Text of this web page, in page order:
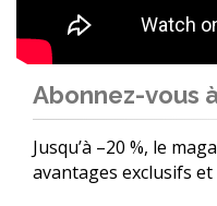
Abonnez-vous
Jusqu’à –20 %, le
avantages exclusifs